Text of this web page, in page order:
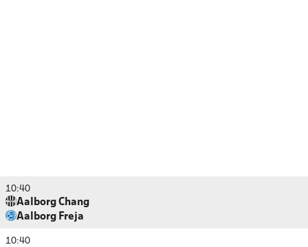
10:40
Aalborg Chang
Aalborg Freja
10:40